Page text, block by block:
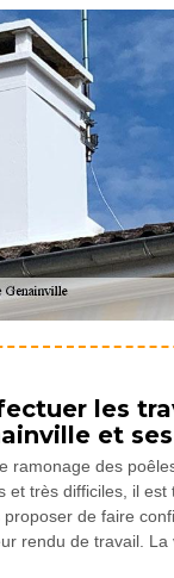
les
et
ramonage des
et très difficiles, il
de faire
rendu de travail.